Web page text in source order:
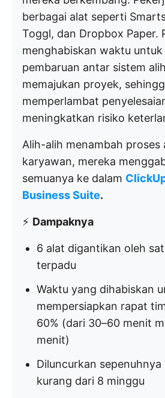
berbagai alat seperti
Toggl, dan Dropbox Paper.
menghabiskan waktu untuk
pembaruan antar sistem
memajukan proyek,
memperlambat
meningkatkan risiko
Alih-alih menambah proses
karyawan, mereka
semuanya ke dalam
Business Suite.
⚡ Dampaknya
6 alat digantikan oleh
terpadu
Waktu yang dihabiskan
mempersiapkan rapat
60% (dari 30–60 menit
menit)
Diluncurkan
kurang dari 8 minggu